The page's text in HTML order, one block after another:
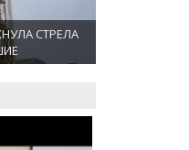
СТРЕЛА